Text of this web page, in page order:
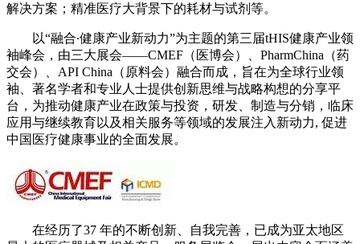
解决方案；精准医疗大背景下的耗材与试剂等。
以“融合∙健康产业新动力”为主题的第三届tHIS健康产业领
袖峰会，由三大展会——CMEF（医博会）、PharmChina（药
交会）、API China（原料会）融合而成，旨在为全球行业领
袖、著名学者和专业人士提供创新思维与战略构想的分享平
台，为推动健康产业在政策与投资，研发、制造与分销，临床
应用与继续教育以及相关服务等领域的发展注入新动力, 促进
中国医疗健康事业的全面发展。
在经历了37 年的不断创新、自我完善，已成为亚太地区